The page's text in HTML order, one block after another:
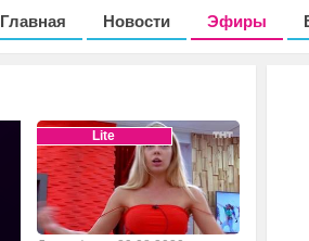
Главная Новости Эфиры
Lite